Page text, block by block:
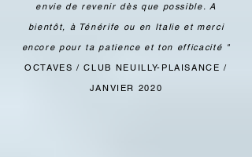
envie de revenir dès que possible. A
bientôt, à Ténérife ou en Italie et merci
encore pour ta patience et ton efficacité "
OCTAVES / CLUB NEUILLY-PLAISANCE /
JANVIER 2020